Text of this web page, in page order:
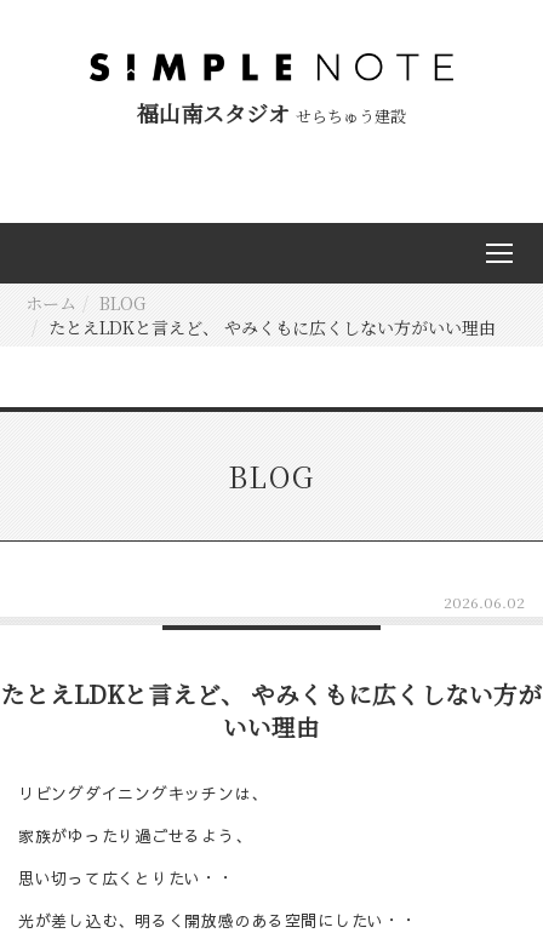
福山南スタジオ せらちゅう建設
ホーム
BLOG
たとえLDKと言えど、 やみくもに広くしない方がいい理由
BLOG
2026.06.02
たとえLDKと言えど、 やみくもに広くしない方が
いい理由
リビングダイニングキッチンは、
家族がゆったり過ごせるよう、
思い切って広くとりたい・・
光が差し込む、明るく開放感のある空間にしたい・・